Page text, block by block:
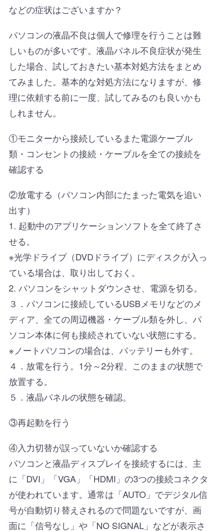
などの症状はございますか？
パソコンの液晶不良は個人で修理を行うことは難
しいものが多いです。液晶パネル不良症状が発生
した場合、試しておきたい基本対処方法をまとめ
てみました。基本的な対処方法になりますが、修
理に依頼する前に一度、試してみるのも良いかも
しれません。
①モニターから接続しているまた電源ケーブル
類・コンセントの接続・ケーブルを全ての接続を
確認する
②放電する（パソコン内部にたまった電気を追い
出す）
1. 起動中のアプリケーションソフトを全て終了さ
せる。
※光学ドライブ（DVDドライブ）にディスクが入っ
ている場合は、取り出しておく。
2. パソコンをシャットダウンさせ、電源を切る。
３．パソコンに接続しているUSBメモリなどのメ
ディア、全ての周辺機器・ケーブル類を外し、パ
ソコン本体に何も接続されていない状態にする。
※ノートパソコンの場合は、バッテリーも外す。
４．放電を行う。1分～2分程、このままの状態で
放置する。
５．液晶パネルの状態を確認。
③再起動を行う
④入力切替が誤っていないか確認する
パソコンと液晶ディスプレイを接続するには、主
に「DVI」「VGA」「HDMI」の3つの接続コネクタ
が使われています。通常は「AUTO」でデジタル信
号が自動切り替えされるので問題ないですが、画
面に「信号なし」や「NO SIGNAL」などが表示さ